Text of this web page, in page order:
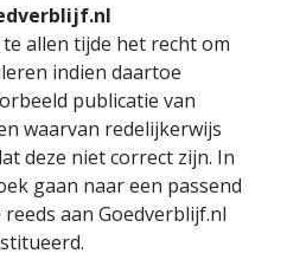
allen tijde het recht om
indien daartoe
publicatie van
waarvan redelijkerwijs
deze niet correct zijn. In
gaan naar een passend
aan Goedverblijf.nl